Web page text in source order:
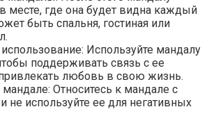
месте, где она будет видна каждый
быть спальня, гостиная или
Используйте мандалу
поддерживать связь с ее
любовь в свою жизнь.
Относитесь к мандале с
не используйте ее для негативных